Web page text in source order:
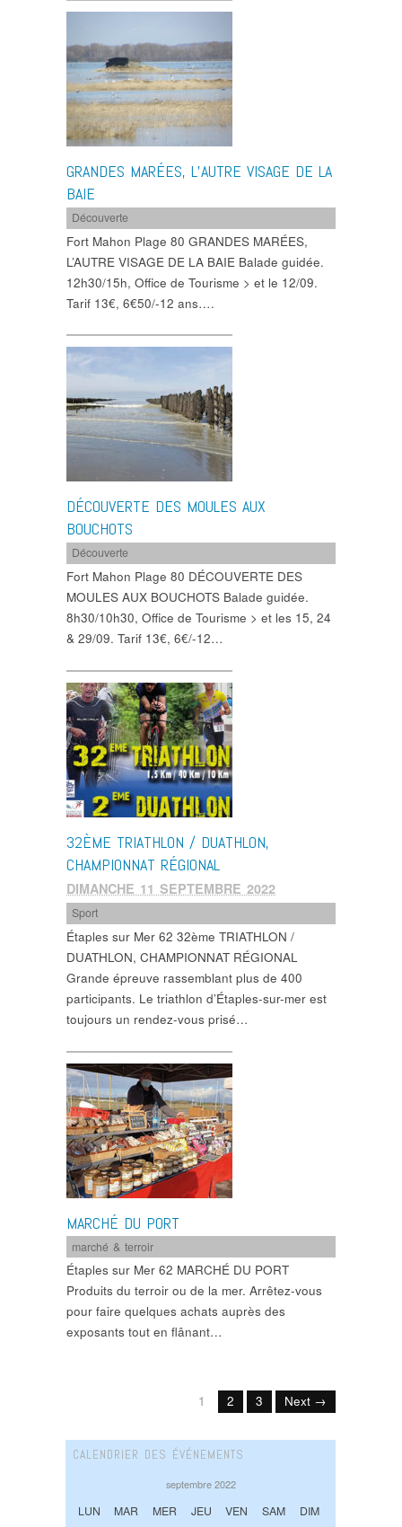
GRANDES MARÉES, L’AUTRE VISAGE DE LA
BAIE
Découverte
Fort Mahon Plage 80 GRANDES MARÉES,
L’AUTRE VISAGE DE LA BAIE Balade guidée.
12h30/15h, Office de Tourisme > et le 12/09.
Tarif 13€, 6€50/-12 ans….
DÉCOUVERTE DES MOULES AUX
BOUCHOTS
Découverte
Fort Mahon Plage 80 DÉCOUVERTE DES
MOULES AUX BOUCHOTS Balade guidée.
8h30/10h30, Office de Tourisme > et les 15, 24
& 29/09. Tarif 13€, 6€/-12…
32ÈME TRIATHLON / DUATHLON,
CHAMPIONNAT RÉGIONAL
DIMANCHE 11 SEPTEMBRE 2022
Sport
Étaples sur Mer 62 32ème TRIATHLON /
DUATHLON, CHAMPIONNAT RÉGIONAL
Grande épreuve rassemblant plus de 400
participants. Le triathlon d’Étaples-sur-mer est
toujours un rendez-vous prisé…
MARCHÉ DU PORT
marché & terroir
Étaples sur Mer 62 MARCHÉ DU PORT
Produits du terroir ou de la mer. Arrêtez-vous
pour faire quelques achats auprès des
exposants tout en flânant…
1 2 3 Next →
CALENDRIER DES ÉVÉNEMENTS
septembre 2022
LUN MAR MER JEU VEN SAM DIM